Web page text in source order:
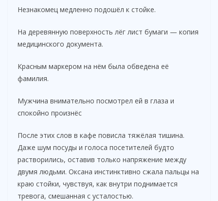
Незнакомец медленно подошёл к стойке.
На деревянную поверхность лёг лист бумаги — копия
медицинского документа.
Красным маркером на нём была обведена её
фамилия.
Мужчина внимательно посмотрел ей в глаза и
спокойно произнёс
После этих слов в кафе повисла тяжёлая тишина.
Даже шум посуды и голоса посетителей будто
растворились, оставив только напряжение между
двумя людьми. Оксана инстинктивно сжала пальцы на
краю стойки, чувствуя, как внутри поднимается
тревога, смешанная с усталостью.